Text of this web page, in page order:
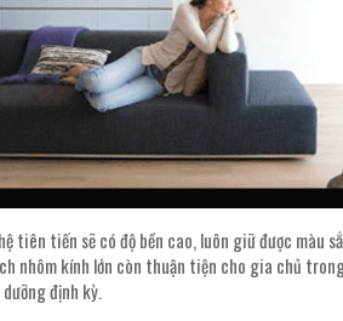
tiên tiến sẽ có độ bền cao, luôn giữ được màu
nhôm kính lớn còn thuận tiện cho gia chủ
định kỳ.